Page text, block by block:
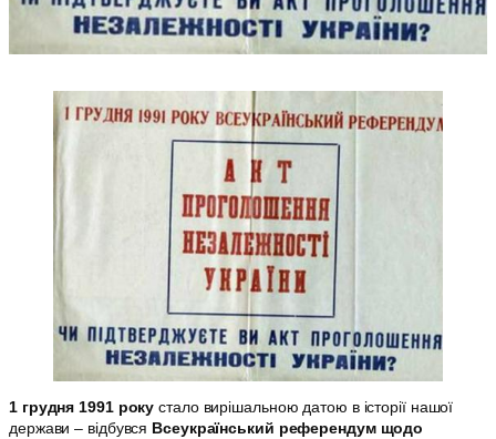
1 грудня 1991 року стало вирішальною датою в історії нашої
держави – відбувся Всеукраїнський референдум щодо